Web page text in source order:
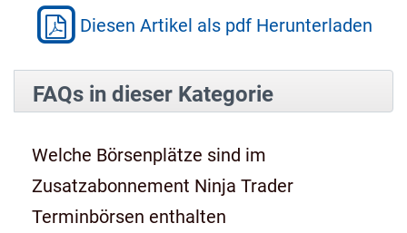
Diesen Artikel als pdf Herunterladen
FAQs in dieser Kategorie
Welche Börsenplätze sind im
Zusatzabonnement Ninja Trader
Terminbörsen enthalten